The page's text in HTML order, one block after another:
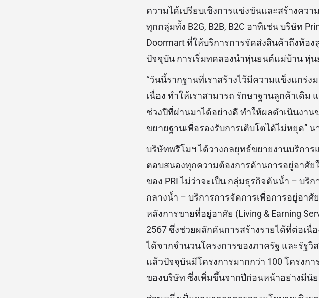
ความได้เปรียบเชิงการแข่งขันและสร้างคว
ทุกกลุ่มทั้ง B2G, B2B, B2C อาทิเช่น บริษัท
Doormart ที่ให้บริการการจัดส่งสินค้าถึงห้อ
ปัจจุบัน การเริ่มทดลองนำหุ่นยนต์แม่บ้าน หุ่
“วันนี้รากฐานที่เราสร้างไว้มีความแข็งแกร่
เนื่อง ทำให้เราสามารถ รักษาฐานลูกค้าเดิ
ช่วงปีที่ผ่านมาได้อย่างดี ทำให้ผลดำเนินงา
ขยายฐานเพื่อรองรับการเติบโตได้ไม่หยุด”
บริษัทพรีโมฯ ได้วางกลยุทธ์ขยายงานบริกา
ตอบสนองทุกความต้องการด้านการอยู่อาศั
ของ PRI ไม่ว่าจะเป็น กลุ่มธุรกิจต้นน้ำ – บริ
กลางน้ำ – บริการการจัดการเพื่อการอยู่อา
หลังการขายที่อยู่อาศัย (Living & Earning
2567 ซึ่งช่วยผลักดันการสร้างรายได้ที่ต่อเนื่
ได้จากจำนวนโครงการของภาครัฐ และรัฐ
แล้วปัจจุบันมีโครงการมากกว่า 100 โครงก
ของบริษัท ซึ่งเพิ่มขึ้นจากปีก่อนหน้าอย่างมีนั